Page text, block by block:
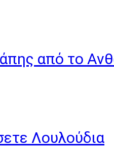
από το
Λουλούδια